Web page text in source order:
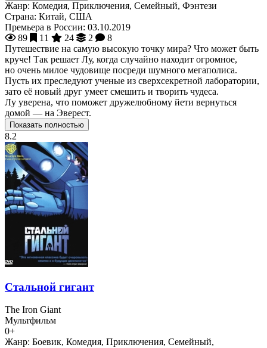
Жанр: Комедия, Приключения, Семейный, Фэнтези
Страна: Китай, США
Премьера в России: 03.10.2019
89
11 24 2
8
Путешествие на самую высокую точку мира? Что может быть
круче! Так решает Лу, когда случайно находит огромное,
но очень милое чудовище посреди шумного мегаполиса.
Пусть их преследуют ученые из сверхсекретной лаборатории,
зато её новый друг умеет смешить и творить чудеса.
Лу уверена, что поможет дружелюбному йети вернуться
домой — на Эверест.
Показать полностью
8.2
Стальной гигант
The Iron Giant
Мультфильм
0+
Жанр: Боевик, Комедия, Приключения, Семейный,